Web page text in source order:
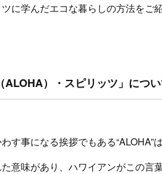
に学んだエコな暮らしの方法をご紹
）・スピリッツ」につ
す事になる挨拶でもある“ALOHA”
意味があり、ハワイアンがこの言